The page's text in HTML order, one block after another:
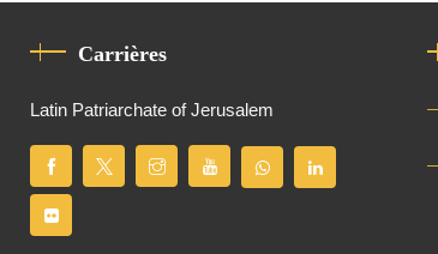
Carrières
Latin Patriarchate of Jerusalem